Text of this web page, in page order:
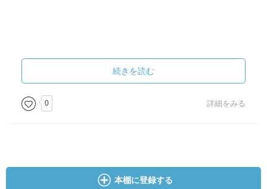
続きを読む
0 詳細をみる
本棚に登録する